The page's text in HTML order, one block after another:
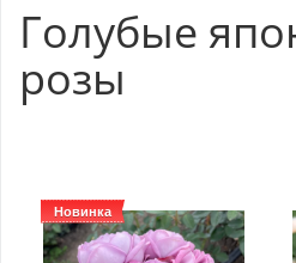
Голубые
розы
Новинка